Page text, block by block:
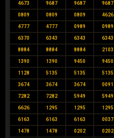
4673 9687 9687 9687
0809 0809 0809 4626
4777 4777 0989 0989
6370 6343 6343 6343
8884 8884 8884 2103
1390 1390 9450 9450
1128 5135 5135 5135
3674 3674 3674 0091
7282 7282 5949 5949
6626 1295 1295 1295
6163 6163 6163 0037
1478 1478 0202 0202